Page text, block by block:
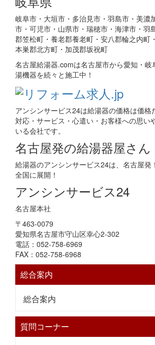
岐阜市・大垣市・多治見市・羽島市・美濃
市・可児市・山県市・瑞穂市・海津市・羽
郡笠松町・養老郡養老町・安八郡輪之内町
本巣郡北方町・加茂郡坂祝町
名古屋給湯器.comは名古屋市から愛知・岐
湯機器を続々と施工中！
アンシンサービス24は給湯器の価格は価格
対応・サービス・心遣い・お客様への思い
いる会社です。
名古屋発の給湯器屋さん
給湯器のアンシンサービス24は、名古屋発
全国に展開！
アンシンサービス24
名古屋本社
〒463-0079
愛知県名古屋市守山区幸心2-302
電話：052-758-6969
FAX：052-758-6968
総合案内
総合案内
質問コーナー